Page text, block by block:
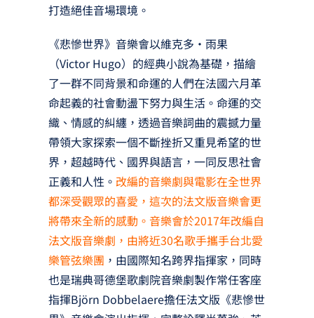
打造絕佳音場環境。
《悲慘世界》音樂會以維克多·雨果
（Victor Hugo）的經典小說為基礎，描繪
了一群不同背景和命運的人們在法國六月革
命起義的社會動盪下努力與生活。命運的交
織、情感的糾纏，透過音樂詞曲的震撼力量
帶領大家探索一個不斷挫折又重見希望的世
界，超越時代、國界與語言，一同反思社會
正義和人性。 改編的音樂劇與電影在全世界
都深受觀眾的喜愛，這次的法文版音樂會更
將帶來全新的感動。音樂會於2017年改編自
法文版音樂劇，由將近30名歌手攜手台北愛
樂管弦樂團 ，由國際知名跨界指揮家，同時
也是瑞典哥德堡歌劇院音樂劇製作常任客座
指揮Björn Dobbelaere擔任法文版《悲慘世